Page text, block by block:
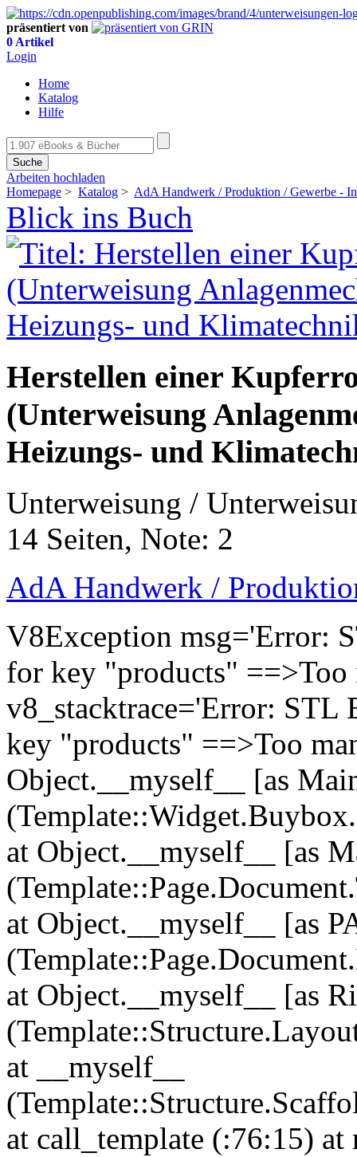
präsentiert von
0 Artikel
Login
Home
Katalog
Hilfe
Suche
Arbeiten hochladen
Homepage > Katalog > AdA Handwerk / Produktion / Gewerbe -
Blick ins Buch
Herstellen einer
(Unterweisung
Heizungs- und
Unterweisung /
14 Seiten, Note: 2
AdA Handwerk /
V8Exception msg='Error:
for key "products" ==>Too
v8_stacktrace='Error: STL
key "products" ==>Too
Object.__myself__ [as
at Object.__myself__ [as
at Object.__myself__ [as
at Object.__myself__ [as
at __myself__
at call_template (:76:15) at